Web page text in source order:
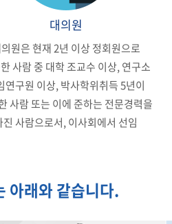
대의원
원은 현재 2년 이상 정회원으로
사람 중 대학 조교수 이상, 연구소
연구원 이상, 박사학위취득 5년이
사람 또는 이에 준하는 전문경력을
진 사람으로서, 이사회에서 선임
아래와 같습니다.